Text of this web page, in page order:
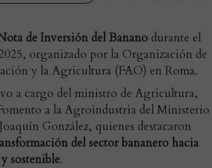
de Inversión del Banano durante el
organizado por la Organización de
y la Agricultura (FAO) en Roma.
a cargo del ministro de Agricultura,
a la Agroindustria del Ministerio
González, quienes destacaron
del sector bananero hacia
sostenible.